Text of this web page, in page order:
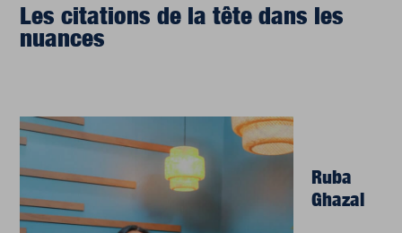
Les citations de la tête dans les
nuances
Ruba
Ghazal